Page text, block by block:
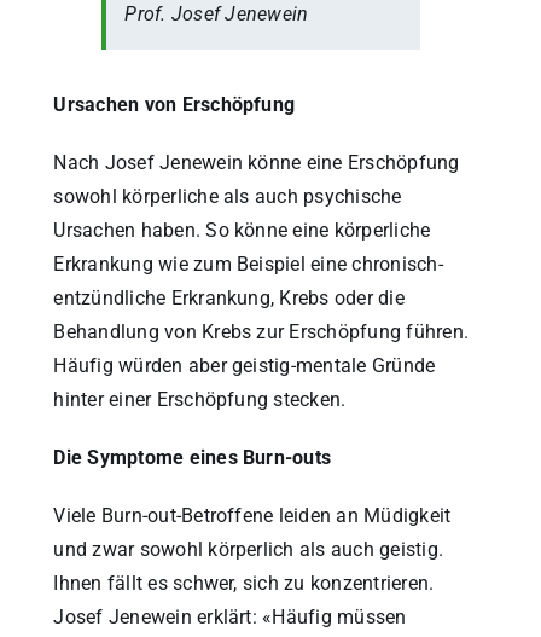
Prof. Josef Jenewein
Ursachen von Erschöpfung
Nach Josef Jenewein könne eine Erschöpfung
sowohl körperliche als auch psychische
Ursachen haben. So könne eine körperliche
Erkrankung wie zum Beispiel eine chronisch-
entzündliche Erkrankung, Krebs oder die
Behandlung von Krebs zur Erschöpfung führen.
Häufig würden aber geistig-mentale Gründe
hinter einer Erschöpfung stecken.
Die Symptome eines Burn-outs
Viele Burn-out-Betroffene leiden an Müdigkeit
und zwar sowohl körperlich als auch geistig.
Ihnen fällt es schwer, sich zu konzentrieren.
Josef Jenewein erklärt: «Häufig müssen